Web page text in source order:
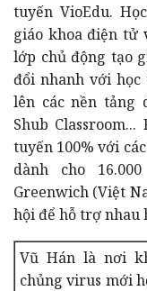
tuyến VioEdu.
giáo khoa điện tử
lớp chủ động tạo
đổi nhanh với
lên các nền tảng
Shub Classroom...
tuyến 100% với
dành cho
Greenwich (Việt
hội để hỗ trợ nhau
Vũ Hán là nơi
chủng virus mới